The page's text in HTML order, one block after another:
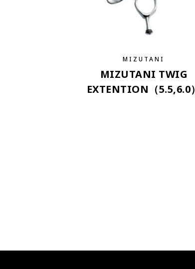
MIZUTANI
MIZUTANI TWIG
EXTENTION（5.5,6.0）